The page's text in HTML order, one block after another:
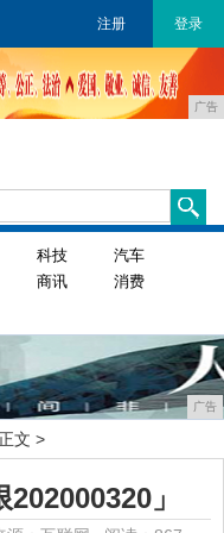
注册 登录
广告
科技
汽车
商讯
消费
广告
文 >
」